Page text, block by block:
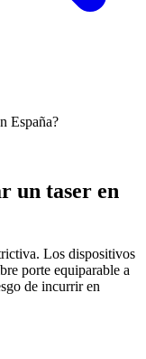
España?
un taser en
Los dispositivos
porte equiparable a
de incurrir en